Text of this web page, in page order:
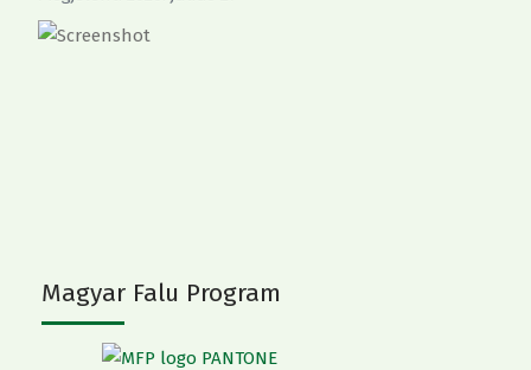
Magyar Falu Program